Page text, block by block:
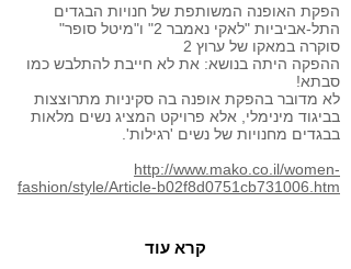
הפקת האופנה המשותפת של חנויות הבגדים
התל-אביביות "לאקי נאמבר 2" ו"מיטל סופר"
סוקרה במאקו של ערוץ 2
ההפקה היתה בנושא: את לא חייבת להתלבש כמו
סבתא!
לא מדובר בהפקת אופנה בה סקיניות מתרוצצות
בביגוד מינימלי, אלא פרויקט המציג נשים מלאות
בבגדים מחנויות של נשים 'רגילות'.
http://www.mako.co.il/women-
fashion/style/Article-b02f8d0751cb731006.htm
קרא עוד